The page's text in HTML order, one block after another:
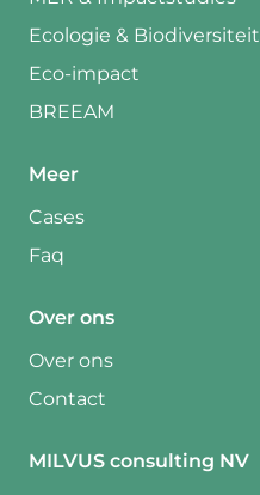
Ecologie & Biodiversiteit
Eco-impact
BREEAM
Meer
Cases
Faq
Over ons
Over ons
Contact
MILVUS consulting NV